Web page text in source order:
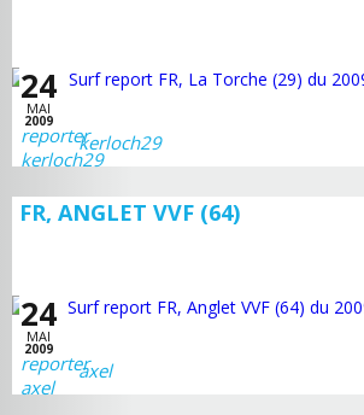
24
MAI
2009
kerloch29
FR, ANGLET VVF (64)
24
MAI
2009
axel